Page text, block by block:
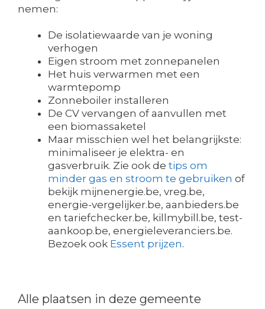
nemen:
De isolatiewaarde van je woning
verhogen
Eigen stroom met zonnepanelen
Het huis verwarmen met een
warmtepomp
Zonneboiler installeren
De CV vervangen of aanvullen met
een biomassaketel
Maar misschien wel het belangrijkste:
minimaliseer je elektra- en
gasverbruik. Zie ook de tips om
minder gas en stroom te gebruiken of
bekijk mijnenergie.be, vreg.be,
energie-vergelijker.be, aanbieders.be
en tariefchecker.be, killmybill.be, test-
aankoop.be, energieleveranciers.be.
Bezoek ook Essent prijzen.
Alle plaatsen in deze gemeente